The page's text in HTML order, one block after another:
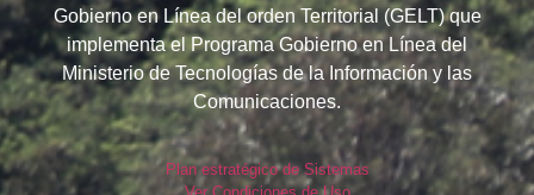
Gobierno en Línea del orden Territorial (GELT) que
implementa el Programa Gobierno en Línea del
Ministerio de Tecnologías de la Información y las
Comunicaciones.
Plan estratégico de Sistemas